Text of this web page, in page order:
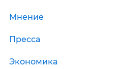
Мнение
Пресса
Экономика